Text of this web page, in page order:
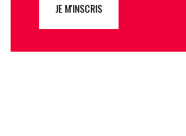
JE M'INSCRIS